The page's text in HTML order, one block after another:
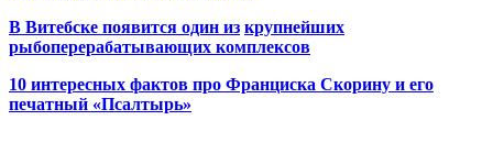
В Витебске появится один из крупнейших
рыбоперерабатывающих комплексов
10 интересных фактов про Франциска Скорину и его
печатный «Псалтырь»